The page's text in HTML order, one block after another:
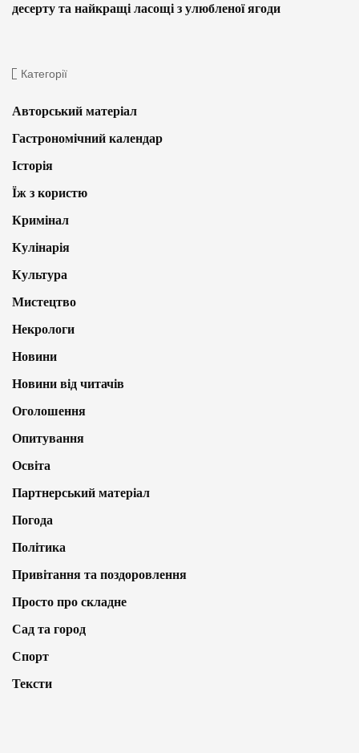
десерту та найкращі ласощі з улюбленої ягоди
Категорії
Авторський матеріал
Гастрономічний календар
Історія
Їж з користю
Кримінал
Кулінарія
Культура
Мистецтво
Некрологи
Новини
Новини від читачів
Оголошення
Опитування
Освіта
Партнерський матеріал
Погода
Політика
Привітання та поздоровлення
Просто про складне
Сад та город
Спорт
Тексти